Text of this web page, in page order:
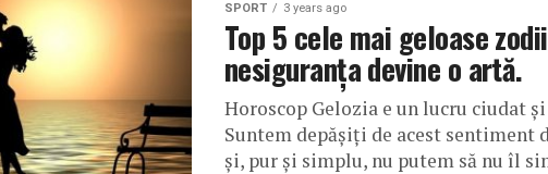
SPORT 3 years ago
Top 5 cele mai geloase
nesiguranța devine o artă.
Horoscop Gelozia e un lucru ciudat
Suntem depășiți de acest sentiment
și, pur și simplu, nu putem să nu îl